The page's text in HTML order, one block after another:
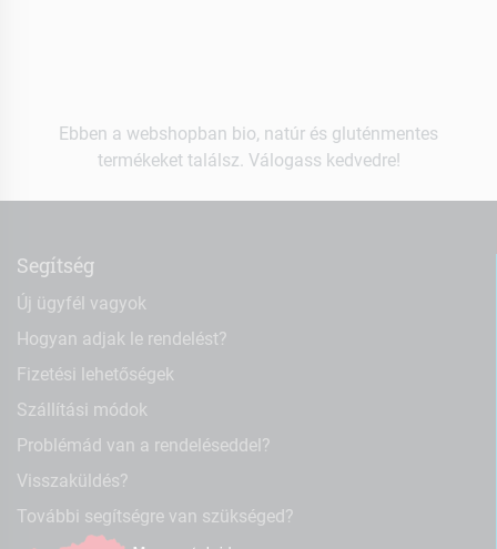
Ebben a webshopban bio, natúr és gluténmentes
termékeket találsz. Válogass kedvedre!
Segítség
Új ügyfél vagyok
Hogyan adjak le rendelést?
Fizetési lehetőségek
Szállítási módok
Problémád van a rendeléseddel?
Visszaküldés?
További segítségre van szükséged?